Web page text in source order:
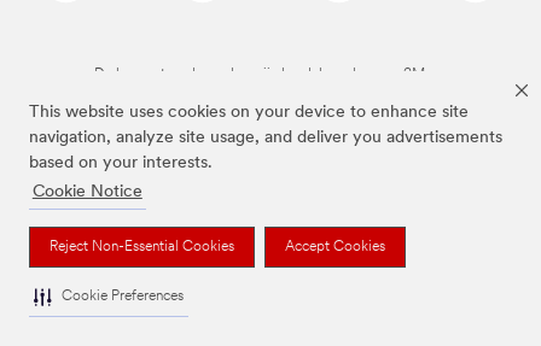
This website uses cookies on your device to enhance site
navigation, analyze site usage, and deliver you advertisements
based on your interests.
Cookie Notice
Reject Non-Essential Cookies Accept Cookies
Cookie Preferences
De bovenstaande merken zijn handelsmerken van 3M.we